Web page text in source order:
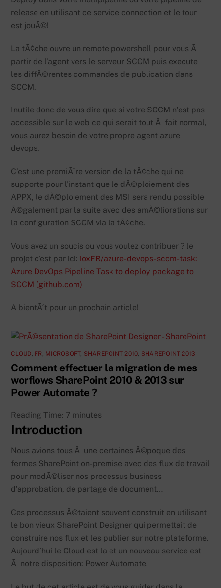
release en utilisant ce service connection et le tour
est jouÃ©!
La tÃ¢che ouvre un remote powershell pour vous Ã
partir de l’agent vers le serveur SCCM puis execute
les diffÃ©rentes commandes de publication dans
SCCM.
Inutile donc de vous dire que si votre SCCM n’est pas
accessible sur le web ce qui serait tout Ã fait normal,
vous aurez besoin de votre propre agent azure
devops.
C’est une premiÃ¨re version de la tÃ¢che qui ne
supporte pour l’instant que le dÃ©ploiement des
APPX, le dÃ©ploiement des MSI sera rendu possible
Ã©galement par la suite avec des amÃ©liorations sur
la configuration SCCM via la tÃ¢che.
Vous avez un soucis ou vous voulez contribuer ? le
projet c’est par ici: ioxFR/azure-devops-sccm-task:
Azure DevOps Pipeline Task to deploy package to
SCCM (github.com)
A bientÃ´t pour un prochain article!
CLOUD, FR , MICROSOFT, SHAREPOINT 2010, SHAREPOINT 2013
Comment effectuer la migration de mes
worflows SharePoint 2010 & 2013 sur
Power Automate ?
Reading Time: 7 minutes
Introduction
Nous avions tous Ã une certaines Ã©poque des
fermes SharePoint on-premise avec des flux de travail
pour modÃ©liser nos processus business
d’approbation, de partage de document…
Ces processus Ã©taient souvent construit en utilisant
le bon vieux SharePoint Designer qui permettait de
construire nos flux et les publier sur notre plateforme.
Aujourd’hui le Cloud est la et un nouveau service est
Ã notre disposition: Power Automate.